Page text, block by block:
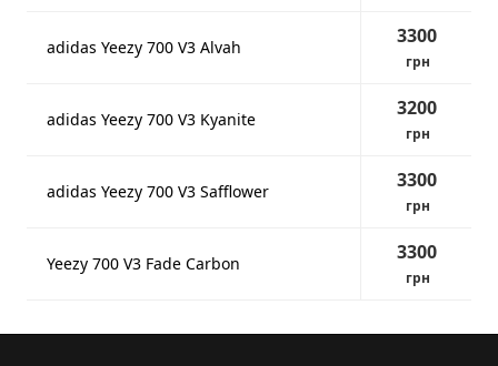
adidas Yeezy 700 V3 Alvah 3300
грн
adidas Yeezy 700 V3 Kyanite 3200
грн
adidas Yeezy 700 V3 Safflower 3300
грн
Yeezy 700 V3 Fade Carbon 3300
грн